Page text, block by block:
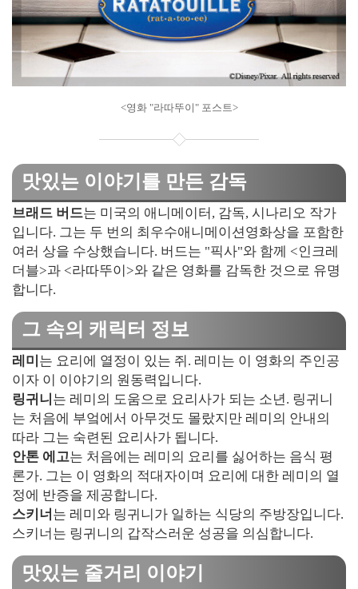
<영화 "라따뚜이" 포스트>
맛있는 이야기를 만든 감독
브래드 버드는 미국의 애니메이터, 감독, 시나리오 작가
입니다. 그는 두 번의 최우수애니메이션영화상을 포함한
여러 상을 수상했습니다. 버드는 "픽사"와 함께 <인크레
더블>과 <라따뚜이>와 같은 영화를 감독한 것으로 유명
합니다.
그 속의 캐릭터 정보
레미 는 요리에 열정이 있는 쥐. 레미는 이 영화의 주인공
이자 이 이야기의 원동력입니다.
링귀니 는 레미의 도움으로 요리사가 되는 소년. 링귀니
는 처음에 부엌에서 아무것도 몰랐지만 레미의 안내의
따라 그는 숙련된 요리사가 됩니다.
안톤 에고는 처음에는 레미의 요리를 싫어하는 음식 평
론가. 그는 이 영화의 적대자이며 요리에 대한 레미의 열
정에 반증을 제공합니다.
스키너 는 레미와 링귀니가 일하는 식당의 주방장입니다.
스키너는 링귀니의 갑작스러운 성공을 의심합니다.
맛있는 줄거리 이야기